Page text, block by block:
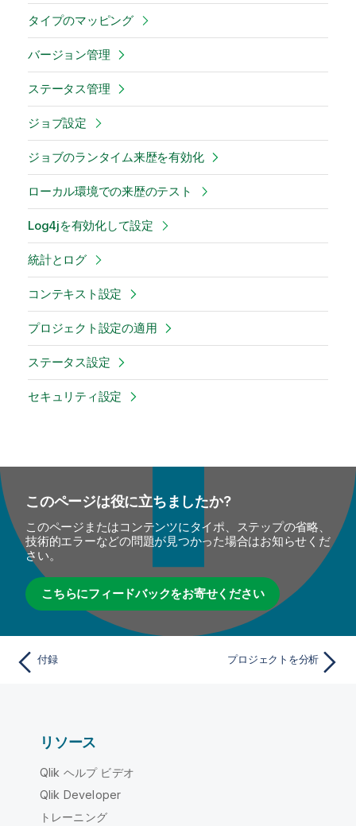
タイプのマッピング
バージョン管理
ステータス管理
ジョブ設定
ジョブのランタイム来歴を有効化
ローカル環境での来歴のテスト
Log4jを有効化して設定
統計とログ
コンテキスト設定
プロジェクト設定の適用
ステータス設定
セキュリティ設定
このページは役に立ちましたか?
このページまたはコンテンツにタイポ、ステップの省略、
技術的エラーなどの問題が見つかった場合はお知らせくだ
さい。
こちらにフィードバックをお寄せください
付録 プロジェクトを分析
リソース
Qlik ヘルプ ビデオ
Qlik Developer
トレーニング